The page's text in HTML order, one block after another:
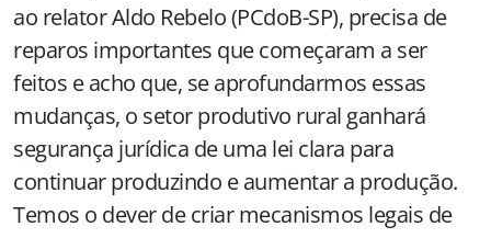
ao relator Aldo Rebelo (PCdoB-SP), precisa de
reparos importantes que começaram a ser
feitos e acho que, se aprofundarmos essas
mudanças, o setor produtivo rural ganhará
segurança jurídica de uma lei clara para
continuar produzindo e aumentar a produção.
Temos o dever de criar mecanismos legais de